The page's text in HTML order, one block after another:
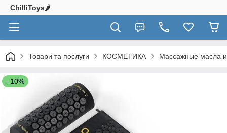
ChilliToys🌶️
Товари та послуги КОСМЕТИКА Массажные масла
–10%